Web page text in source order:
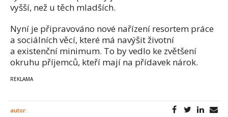
vyšší, než u těch mladších.
Nyní je připravováno nové nařízení resortem práce
a sociálních věcí, které má navýšit životní
a existenční minimum. To by vedlo ke zvětšení
okruhu příjemců, kteří mají na přídavek nárok.
autor: